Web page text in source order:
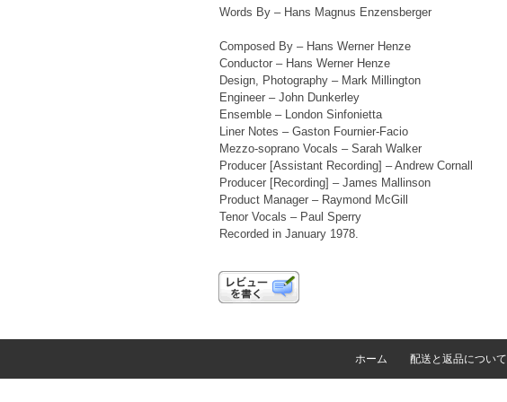
Words By – Hans Magnus Enzensberger
Composed By – Hans Werner Henze
Conductor – Hans Werner Henze
Design, Photography – Mark Millington
Engineer – John Dunkerley
Ensemble – London Sinfonietta
Liner Notes – Gaston Fournier-Facio
Mezzo-soprano Vocals – Sarah Walker
Producer [Assistant Recording] – Andrew Cornall
Producer [Recording] – James Mallinson
Product Manager – Raymond McGill
Tenor Vocals – Paul Sperry
Recorded in January 1978.
ホーム 配送と返品について